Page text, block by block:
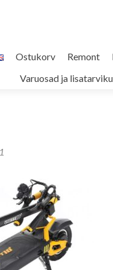
Ostukorv Remont
Varuosad ja